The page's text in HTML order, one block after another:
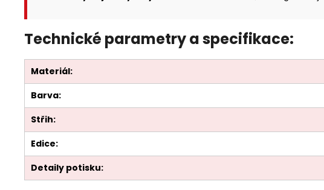
Technické parametry a specifikace:
Materiál:
Barva:
Střih:
Edice:
Detaily potisku: